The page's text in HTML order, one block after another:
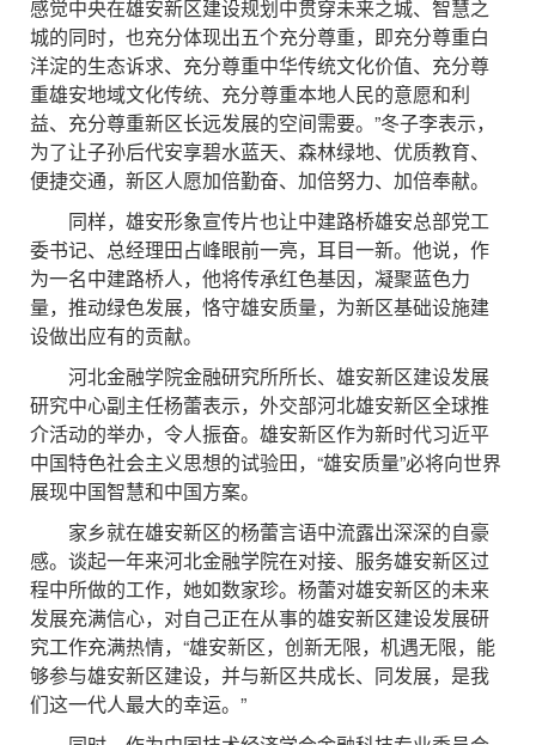
感觉中央在雄安新区建设规划中贯穿未来之城、智慧之
城的同时，也充分体现出五个充分尊重，即充分尊重白
洋淀的生态诉求、充分尊重中华传统文化价值、充分尊
重雄安地域文化传统、充分尊重本地人民的意愿和利
益、充分尊重新区长远发展的空间需要。”冬子李表示，
为了让子孙后代安享碧水蓝天、森林绿地、优质教育、
便捷交通，新区人愿加倍勤奋、加倍努力、加倍奉献。
同样，雄安形象宣传片也让中建路桥雄安总部党工
委书记、总经理田占峰眼前一亮，耳目一新。他说，作
为一名中建路桥人，他将传承红色基因，凝聚蓝色力
量，推动绿色发展，恪守雄安质量，为新区基础设施建
设做出应有的贡献。
河北金融学院金融研究所所长、雄安新区建设发展
研究中心副主任杨蕾表示，外交部河北雄安新区全球推
介活动的举办，令人振奋。雄安新区作为新时代习近平
中国特色社会主义思想的试验田，“雄安质量”必将向世界
展现中国智慧和中国方案。
家乡就在雄安新区的杨蕾言语中流露出深深的自豪
感。谈起一年来河北金融学院在对接、服务雄安新区过
程中所做的工作，她如数家珍。杨蕾对雄安新区的未来
发展充满信心，对自己正在从事的雄安新区建设发展研
究工作充满热情，“雄安新区，创新无限，机遇无限，能
够参与雄安新区建设，并与新区共成长、同发展，是我
们这一代人最大的幸运。”